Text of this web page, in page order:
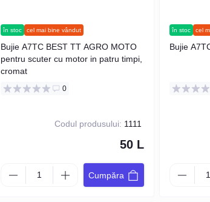
în stoc cel mai bine vândut
Bujie A7TC BEST TT AGRO MOTO
pentru scuter cu motor in patru timpi,
cromat
0
Codul produsului: 1111
50 L
Cumpăra
în stoc cel
Bujie